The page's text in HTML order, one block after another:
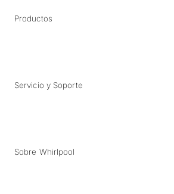
Productos
Servicio y Soporte
Sobre Whirlpool